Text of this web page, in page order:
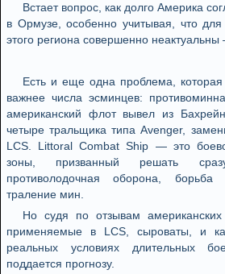
Встает вопрос, как долго Америка
в Ормузе, особенно учитывая, что
этого региона совершенно неактуальны
Есть и еще одна проблема,
важнее числа эсминцев:
американский флот вывел из
четыре тральщика типа Avenger,
LCS. Littoral Combat Ship — это
зоны, призванный решать
противолодочная оборона,
траление мин.
Но судя по отзывам американских
применяемые в LCS, сыроваты, и
реальных условиях длительных
поддается прогнозу.